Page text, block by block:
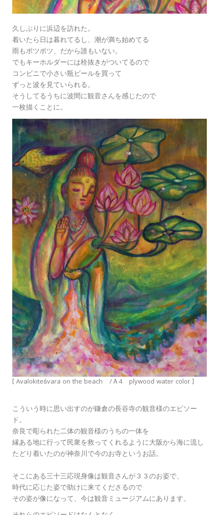
久しぶりに浜辺を訪れた。
着いたら日は暮れてるし、潮が満ち始めてる
雨もポツポツ、だから誰もいない。
でもキーホルダーには栓抜きがついてるので
コンビニで小さい瓶ビールを買って
ずっと波を見ていられる。
そうしてるうちに波間に観音さんを感じたので
一枚描くことに。
[ Avalokiteśvara on the beach /Ａ4 plywood water color ]
こういう時に思い出すのが鎌倉の長谷寺の観音様のエピソー
ド。
奈良で彫られた二体の観音様のうちの一体を
縁ある地に行って民衆を救ってくれるように大阪から海に流し
たどり着いたのが神奈川で今のお寺というお話。
そこにある三十三応現身像は観音さんが３３のお姿で、
時代に応じた姿で助けに来てくださるので
その姿が像になって、今は観音ミュージアムにあります。